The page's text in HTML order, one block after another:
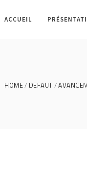
ACCUEIL
HOME DEFAUT